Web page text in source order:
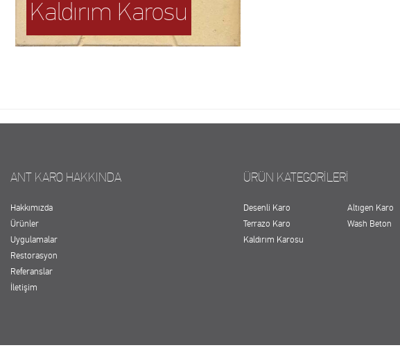
Kaldırım Karosu
ANT KARO HAKKINDA
Hakkımızda
Ürünler
Uygulamalar
Restorasyon
Referanslar
İletişim
ÜRÜN KATEGORİLERİ
Desenli Karo
Altıgen Karo
Terrazo Karo
Wash Beton
Kaldırım Karosu